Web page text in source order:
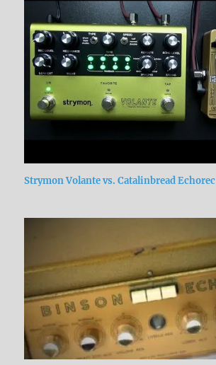
Strymon Volante vs. Catalinbread Echorec